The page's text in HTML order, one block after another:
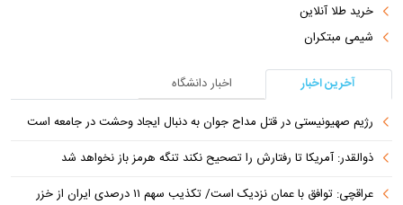
خرید طلا آنلاین
شیمی مبتکران
آخرین اخبار
اخبار دانشگاه
رژیم صهیونیستی در قتل مداح جوان به دنبال ایجاد وحشت در جامعه است
ذوالقدر: آمریکا تا رفتارش را تصحیح نکند تنگه هرمز باز نخواهد شد
عراقچی: توافق با عمان نزدیک است/ تکذیب سهم ۱۱ درصدی ایران از خزر